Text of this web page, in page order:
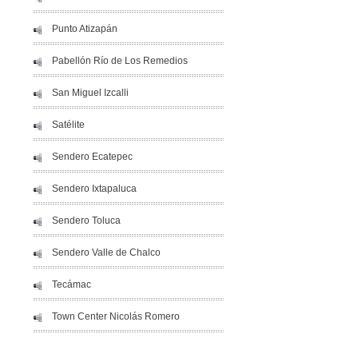
Punto Atizapán
Pabellón Río de Los Remedios
San Miguel Izcalli
Satélite
Sendero Ecatepec
Sendero Ixtapaluca
Sendero Toluca
Sendero Valle de Chalco
Tecámac
Town Center Nicolás Romero